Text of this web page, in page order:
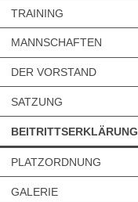
TRAINING
MANNSCHAFTEN
DER VORSTAND
SATZUNG
BEITRITTSERKLÄRUNG
PLATZORDNUNG
GALERIE